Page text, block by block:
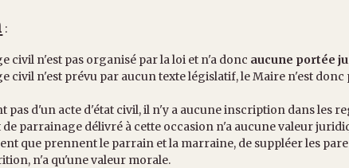
:
civil n'est pas organisé par la loi et n'a donc aucune portée
civil n'est prévu par aucun texte législatif, le Maire n'est donc
pas d'un acte d'état civil, il n'y a aucune inscription dans les
parrainage délivré à cette occasion n'a aucune valeur
que prennent le parrain et la marraine, de suppléer les
n'a qu'une valeur morale.